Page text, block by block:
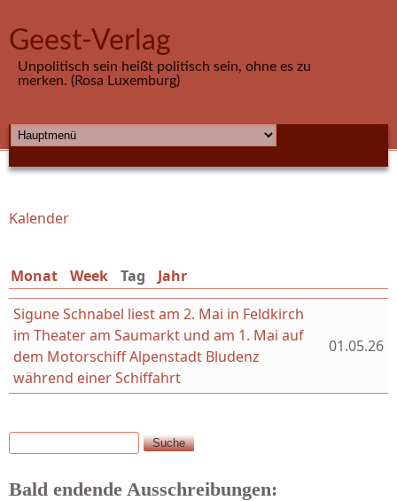
Geest-Verlag
Unpolitisch sein heißt politisch sein, ohne es zu
merken. (Rosa Luxemburg)
HAUPTMENÜ
Sie sind hier
Kalender
Monat Week Tag (aktiver Reiter)
Jahr
Sigune Schnabel liest am 2. Mai in Feldkirch
im Theater am Saumarkt und am 1. Mai auf
dem Motorschiff Alpenstadt Bludenz
während einer Schiffahrt
01.05.26
Suchformular
Suche
Bald endende Ausschreibungen: